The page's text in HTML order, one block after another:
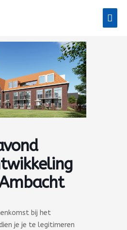
bij het
je je te legitimeren